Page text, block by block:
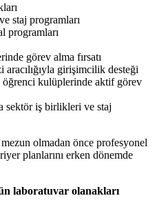
staj programları
programları
görev alma fırsatı
girişimcilik desteği
öğrenci kulüplerinde aktif görev
sektör iş birlikleri ve staj
olmadan önce profesyonel
planlarını erken dönemde
laboratuvar olanakları